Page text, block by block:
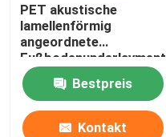
PET akustische
lamellenförmig
angeordnete
Fußbodenunderlayment-
Feuchtigkeitssperre
200sqft/Roll
33kg/Cbm
Bestpreis
Kontakt